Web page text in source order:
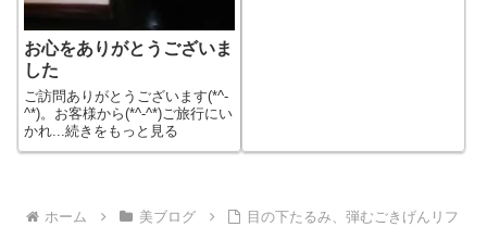
お心をありがとうございま
した
ご訪問ありがとうございます(*^-
^*)。お客様から(*^-^*)ご旅行にい
かれ...続きをもっと見る
ホーム 美ブログ
目の下たるみ、弾むごきげんリフ